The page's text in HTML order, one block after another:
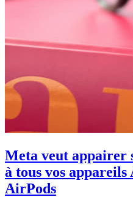
Meta veut appairer
à tous vos appareils
AirPods